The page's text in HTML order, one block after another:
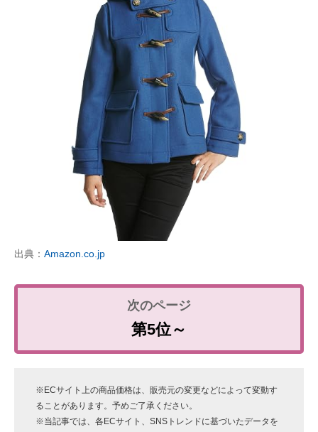
出典： Amazon.co.jp
第5位～
※ECサイト上の商品価格は、販売元の変更などによって変動す
ることがあります。予めご了承ください。
※当記事では、各ECサイト、SNSトレンドに基づいたデータを